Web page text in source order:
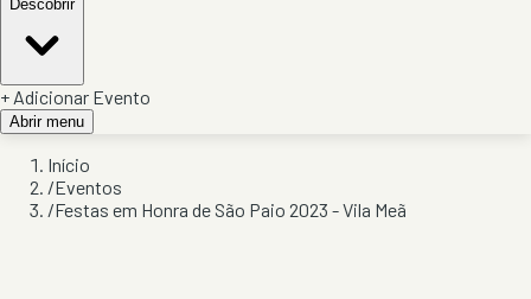
Descobrir
+ Adicionar Evento
Abrir menu
Início
/Eventos
/Festas em Honra de São Paio 2023 - Vila Meã